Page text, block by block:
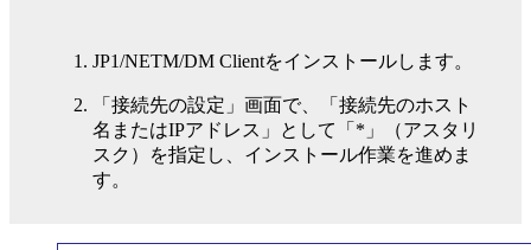
JP1/NETM/DM Clientをインストールします。
「接続先の設定」画面で、「接続先のホスト
名またはIPアドレス」として「*」（アスタリ
スク）を指定し、インストール作業を進めま
す。